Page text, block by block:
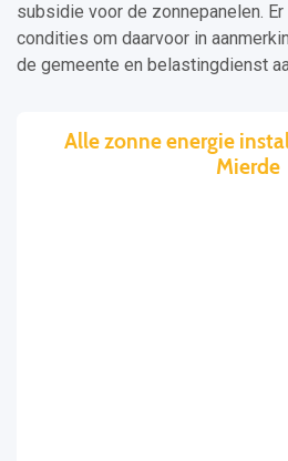
subsidie voor de zonnepanelen.
condities om daarvoor in
de gemeente en belastingdienst
Alle zonne energie
Mierde